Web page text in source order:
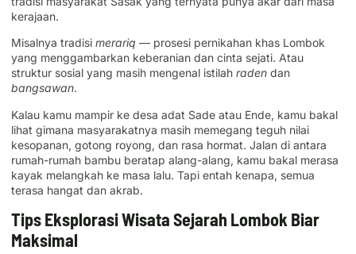
kerajaan.
Misalnya tradisi merariq — prosesi pernikahan khas Lombok
yang menggambarkan keberanian dan cinta sejati. Atau
struktur sosial yang masih mengenal istilah raden dan
bangsawan.
Kalau kamu mampir ke desa adat Sade atau Ende, kamu bakal
lihat gimana masyarakatnya masih memegang teguh nilai
kesopanan, gotong royong, dan rasa hormat. Jalan di antara
rumah-rumah bambu beratap alang-alang, kamu bakal merasa
kayak melangkah ke masa lalu. Tapi entah kenapa, semua
terasa hangat dan akrab.
Tips Eksplorasi Wisata Sejarah Lombok Biar
Maksimal